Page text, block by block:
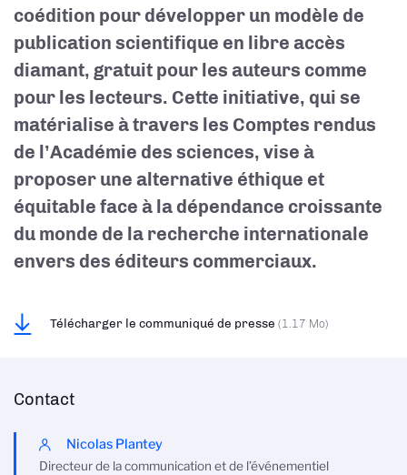
coédition pour développer un modèle de
publication scientifique en libre accès
diamant, gratuit pour les auteurs comme
pour les lecteurs. Cette initiative, qui se
matérialise à travers les Comptes rendus
de l’Académie des sciences, vise à
proposer une alternative éthique et
équitable face à la dépendance croissante
du monde de la recherche internationale
envers des éditeurs commerciaux.
Télécharger le communiqué de presse (1.17 Mo)
Contact
Nicolas Plantey
Directeur de la communication et de l’événementiel